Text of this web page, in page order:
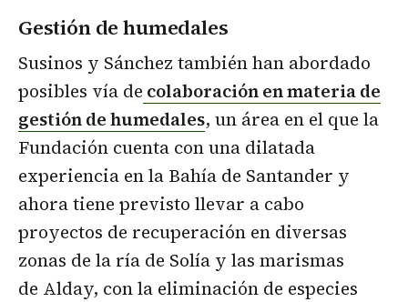
Gestión de humedales
Susinos y Sánchez también han abordado
posibles vía de colaboración en materia de
gestión de humedales, un área en el que la
Fundación cuenta con una dilatada
experiencia en la Bahía de Santander y
ahora tiene previsto llevar a cabo
proyectos de recuperación en diversas
zonas de la ría de Solía y las marismas
de Alday, con la eliminación de especies